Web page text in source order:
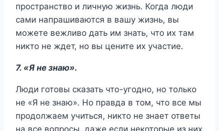
пространство и личную жизнь. Когда люди
сами напрашиваются в вашу жизнь, вы
можете вежливо дать им знать, что их там
никто не ждет, но вы цените их участие.
7. «Я не знаю».
Люди готовы сказать что-угодно, но только
не «Я не знаю». Но правда в том, что все мы
продолжаем учиться, никто не знает ответы